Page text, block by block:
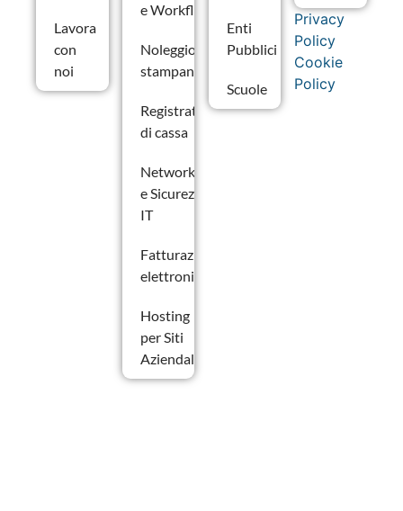
Lavora
con
noi
e Workflow
Noleggio
stampanti
Registratori
di cassa
Networking
e Sicurezza
IT
Fatturazione
elettronica
Hosting
per Siti
Aziendali
Enti
Pubblici
Scuole
Privacy
Policy
Cookie
Policy